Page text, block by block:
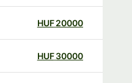
20000
HUF
30000
HUF